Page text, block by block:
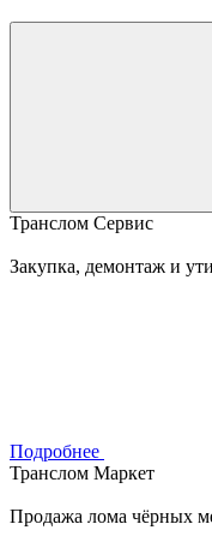
Транслом Сервис
Закупка, демонтаж и
Подробнее
Транслом Маркет
Продажа лома чёрных